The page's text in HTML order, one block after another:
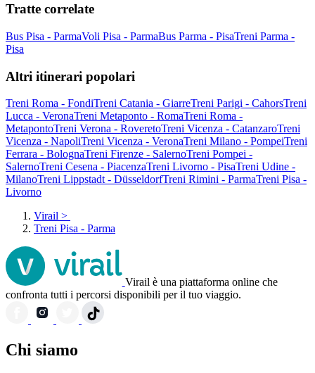
Tratte correlate
Bus Pisa - ParmaVoli Pisa - ParmaBus Parma - PisaTreni Parma -
Pisa
Altri itinerari popolari
Treni Roma - FondiTreni Catania - GiarreTreni Parigi - CahorsTreni
Lucca - VeronaTreni Metaponto - RomaTreni Roma -
MetapontoTreni Verona - RoveretoTreni Vicenza - CatanzaroTreni
Vicenza - NapoliTreni Vicenza - VeronaTreni Milano - PompeiTreni
Ferrara - BolognaTreni Firenze - SalernoTreni Pompei -
SalernoTreni Cesena - PiacenzaTreni Livorno - PisaTreni Udine -
MilanoTreni Lippstadt - DüsseldorfTreni Rimini - ParmaTreni Pisa -
Livorno
Virail >
Treni Pisa - Parma
Virail è una piattaforma online che
confronta tutti i percorsi disponibili per il tuo viaggio.
Chi siamo